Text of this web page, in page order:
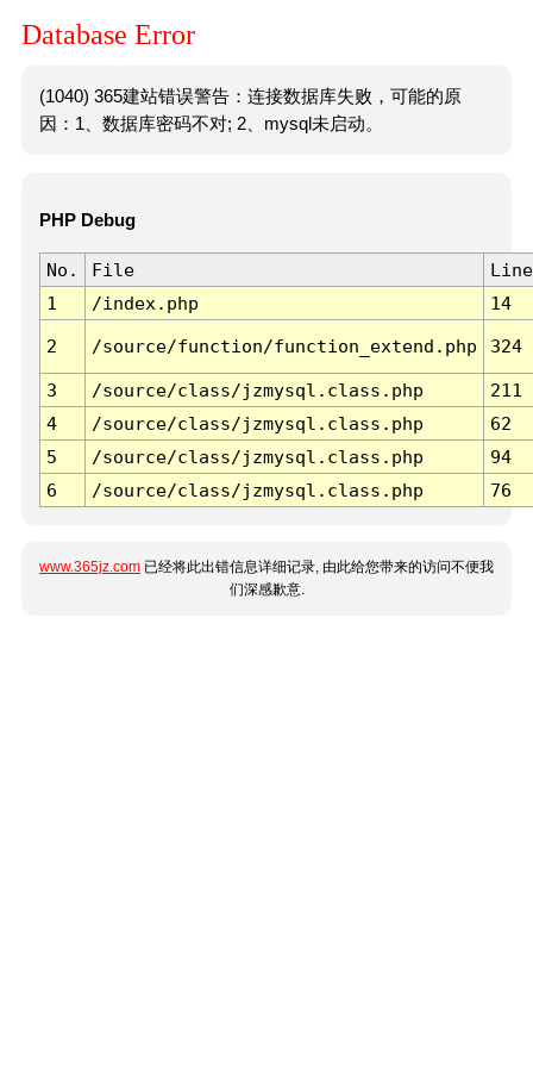
Database Error
(1040) 365建站错误警告：连接数据库失败，可能的原
因：1、数据库密码不对; 2、mysql未启动。
PHP Debug
No. File
Line
1
/index.php 14
2 /source/function/function_extend.php 324
3 /source/class/jzmysql.class.php
211
4
/source/class/jzmysql.class.php
62
5
/source/class/jzmysql.class.php
94
6
/source/class/jzmysql.class.php 76
www.365jz.com 已经将此出错信息详细记录, 由此给您带来的访问不便我
们深感歉意.